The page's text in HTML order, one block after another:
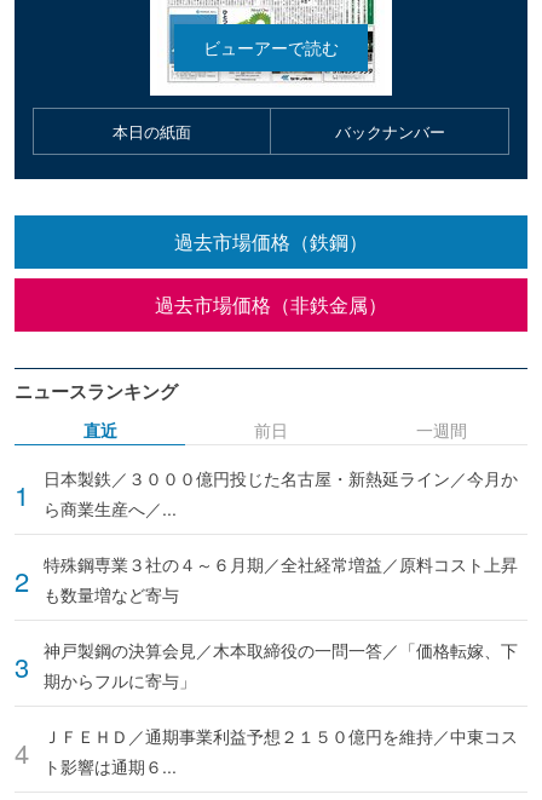
本日の紙面 バックナンバー
過去市場価格（鉄鋼）
過去市場価格（非鉄金属）
ニュースランキング
直近
日本製鉄／３０００億円投じた名古屋・新熱延ライン／今月か
ら商業生産へ／...
特殊鋼専業３社の４～６月期／全社経常増益／原料コスト上昇
も数量増など寄与
神戸製鋼の決算会見／木本取締役の一問一答／「価格転嫁、下
期からフルに寄与」
ＪＦＥＨＤ／通期事業利益予想２１５０億円を維持／中東コス
ト影響は通期６...
前日 一週間